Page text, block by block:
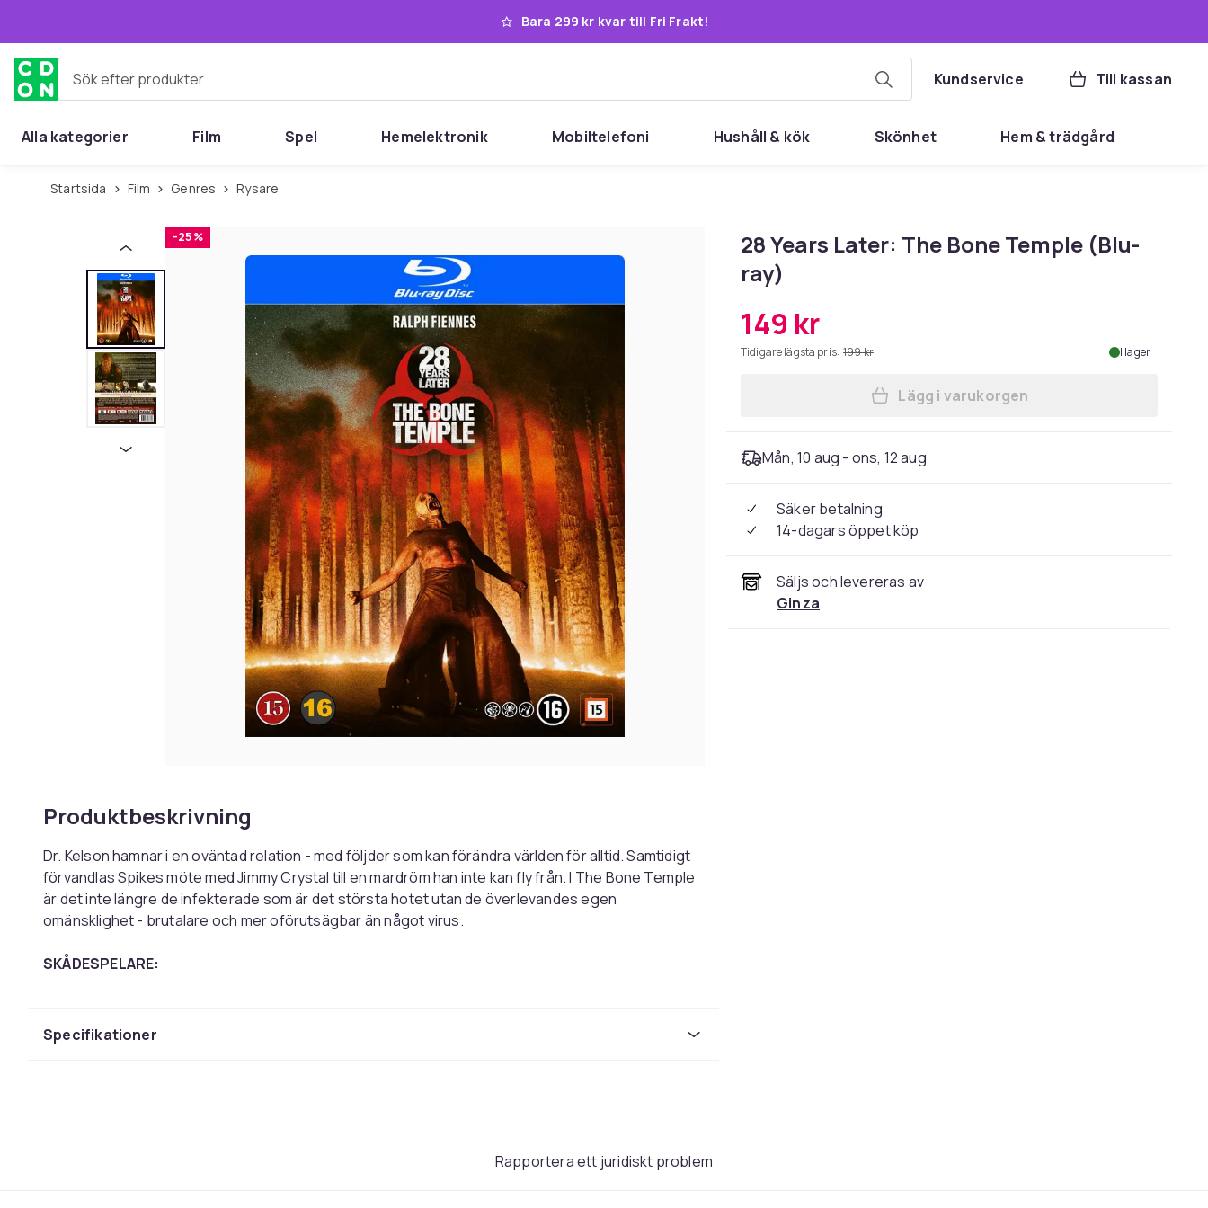
Bara 299 kr kvar till Fri Frakt!
Sök efter produkter Kundservice Till kassan
Alla kategorier Film Spel Hemelektronik Mobiltelefoni Hushåll & kök Skönhet Hem & trädgård
Startsida Film Genres Rysare
-25 %
Produktbeskrivning
Dr. Kelson hamnar i en oväntad relation - med följder som kan förändra världen för alltid. Samtidigt
förvandlas Spikes möte med Jimmy Crystal till en mardröm han inte kan fly från. I The Bone Temple
är det inte längre de infekterade som är det största hotet utan de överlevandes egen
omänsklighet - brutalare och mer oförutsägbar än något virus.
SKÅDESPELARE:
Alfie Williams
Connor Newall
Specifikationer
28 Years Later: The Bone Temple (Blu-
ray)
149 kr
Tidigare lägsta pris: 199 kr I lager
Lägg till 28 Years Later: The Bone
Lägg i varukorgen
Mån, 10 aug - ons, 12 aug
Säker betalning
14-dagars öppet köp
Säljs och levereras av
Ginza
Rapportera ett juridiskt problem